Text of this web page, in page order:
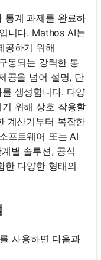
통계 과제를 완료하
니다. Mathos AI는
공하기 위해
동되는 강력한 통
공을 넘어 설명, 단
생성합니다. 다양
위해 상호 작용할
계산기부터 복잡한
프트웨어 또는 AI
별 솔루션, 공식
한 다양한 형태의
사용하면 다음과